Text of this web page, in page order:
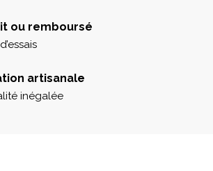
ou remboursé
artisanale
inégalée